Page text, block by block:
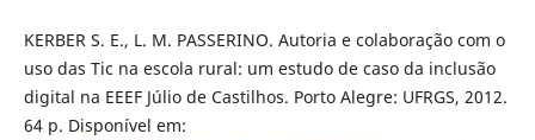
KERBER S. E., L. M. PASSERINO. Autoria e colaboração com o
uso das Tic na escola rural: um estudo de caso da inclusão
digital na EEEF Júlio de Castilhos. Porto Alegre: UFRGS, 2012.
64 p. Disponível em: